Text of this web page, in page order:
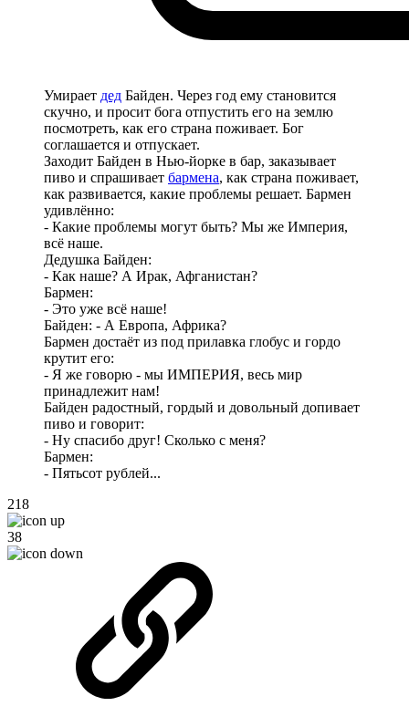
Умирает дед Байден. Через год ему становится
скучно, и просит бога отпустить его на землю
посмотреть, как его страна поживает. Бог
соглашается и отпускает.
Заходит Байден в Нью-йорке в бар, заказывает
пиво и спрашивает бармена, как страна поживает,
как развивается, какие проблемы решает. Бармен
удивлённо:
- Какие проблемы могут быть? Мы же Империя,
всё наше.
Дедушка Байден:
- Как наше? А Ирак, Афганистан?
Бармен:
- Это уже всё наше!
Байден: - А Европа, Африка?
Бармен достаёт из под прилавка глобус и гордо
крутит его:
- Я же говорю - мы ИМПЕРИЯ, весь мир
принадлежит нам!
Байден радостный, гордый и довольный допивает
пиво и говорит:
- Ну спасибо друг! Сколько с меня?
Бармен:
- Пятьсот рублей...
218
38